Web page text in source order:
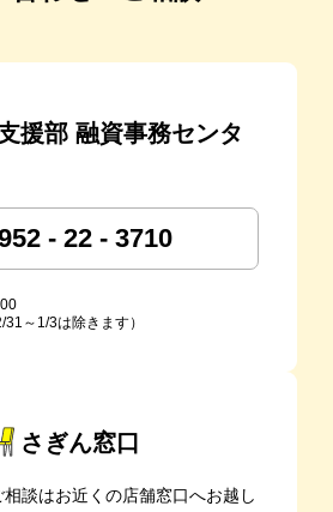
援部 融資事務センタ
- 22 - 3710
31～1/3は除きます）
さぎん窓口
談はお近くの店舗窓口へお越し